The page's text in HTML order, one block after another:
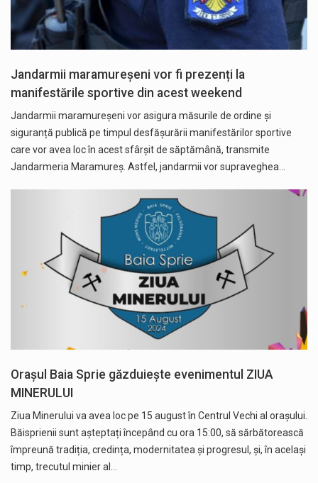
Jandarmii maramureșeni vor fi prezenți la
manifestările sportive din acest weekend
Jandarmii maramureșeni vor asigura măsurile de ordine și
siguranță publică pe timpul desfăşurării manifestărilor sportive
care vor avea loc în acest sfârșit de săptămână, transmite
Jandarmeria Maramureș. Astfel, jandarmii vor supraveghea…
Orașul Baia Sprie găzduiește evenimentul ZIUA
MINERULUI
Ziua Minerului va avea loc pe 15 august în Centrul Vechi al orașului.
Băisprienii sunt așteptați începând cu ora 15:00, să sărbătorească
împreună tradiția, credința, modernitatea și progresul, și, în același
timp, trecutul minier al…